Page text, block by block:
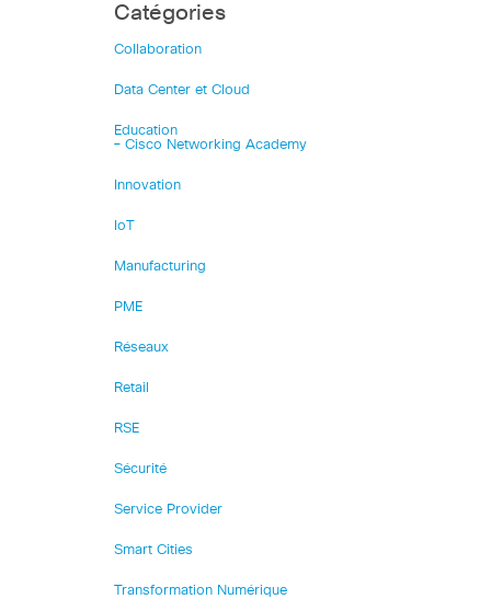
Catégories
Collaboration
Data Center et Cloud
Education
– Cisco Networking Academy
Innovation
IoT
Manufacturing
PME
Réseaux
Retail
RSE
Sécurité
Service Provider
Smart Cities
Transformation Numérique